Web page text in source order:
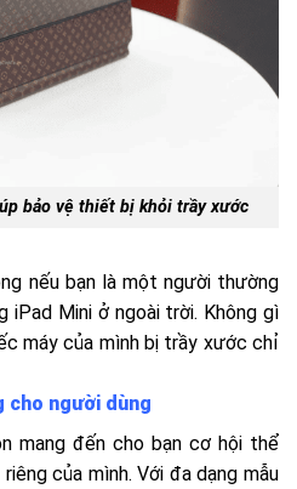
bảo vệ thiết bị khỏi trầy xước
nếu bạn là một người thường
iPad Mini ở ngoài trời. Không gì
máy của mình bị trầy xước chỉ
cho người dùng
mang đến cho bạn cơ hội thể
của mình. Với đa dạng mẫu